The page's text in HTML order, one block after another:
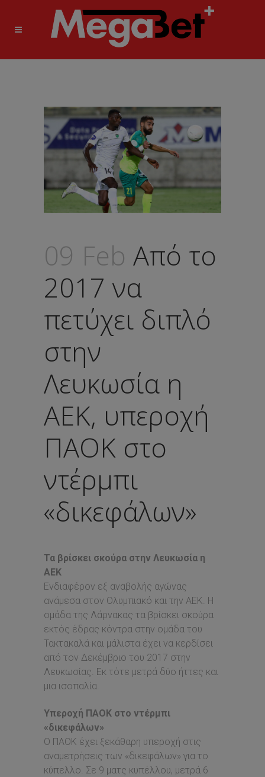
09 Feb Από το
2017 να
πετύχει διπλό
στην
Λευκωσία η
ΑΕΚ, υπεροχή
ΠΑΟΚ στο
ντέρμπι
«δικεφάλων»
Τα βρίσκει σκούρα στην Λευκωσία η
ΑΕΚ
Ενδιαφέρον εξ αναβολής αγώνας
ανάμεσα στον Ολυμπιακό και την ΑΕΚ. Η
ομάδα της Λάρνακας τα βρίσκει σκούρα
εκτός έδρας κόντρα στην ομάδα του
Τακτακαλά και μάλιστα έχει να κερδίσει
από τον Δεκέμβριο του 2017 στην
Λευκωσίας. Εκ τότε μετρά δύο ήττες και
μια ισοπαλία.
Υπεροχή ΠΑΟΚ στο ντέρμπι
«δικεφάλων»
Ο ΠΑΟΚ έχει ξεκάθαρη υπεροχή στις
αναμετρήσεις των «δικεφάλων» για το
κύπελλο. Σε 9 ματς κυπέλλου, μετρά 6